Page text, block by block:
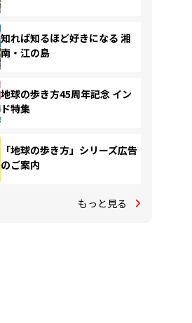
知れば知るほど好きになる 湘
南・江の島
地球の歩き方45周年記念 イン
ド特集
「地球の歩き方」シリーズ広告
のご案内
もっと見る